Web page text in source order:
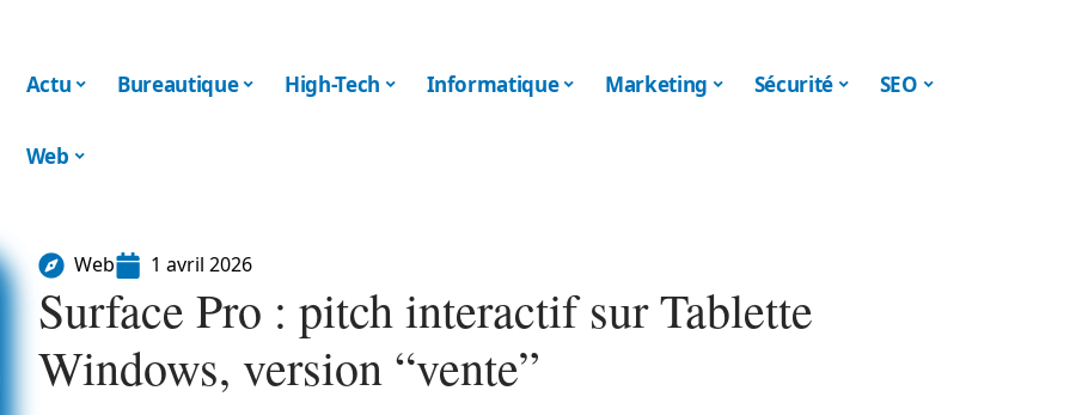
Actu Bureautique High-Tech Informatique Marketing Sécurité SEO
Web
Web 1 avril 2026
Surface Pro : pitch interactif sur Tablette
Windows, version “vente”